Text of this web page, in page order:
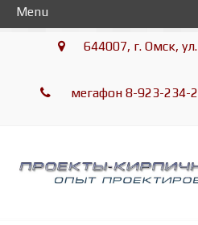
644007, г. Омск,
мегафон 8-923-234-
Menu